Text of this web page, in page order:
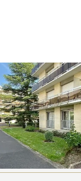
60
Studio à louer
comprises